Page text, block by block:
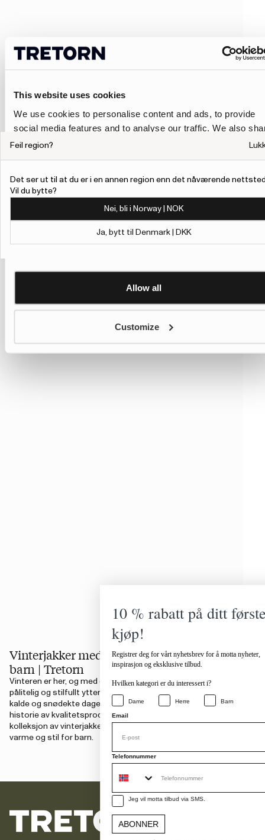
This website uses cookies
We use cookies to personalise content and ads, to provide
social media features and to analyse our traffic. We also
information about your use of our site with our social media,
collected from your use of their services.
To give users more control over their data and ad
personalisation, we have added a link to Google’s
settingshere
Allow all
Customize
Vinterjakker med funksjon og stil for
barn | Tretorn
Vinteren er her, og med den kommer behovet for
pålitelig og stilfullt yttertøy som tåler lek og moro på
kalde og snødekte dager. Tretorn, et merke med en lang
historie av kvalitetsprodukter, tilbyr en imponerende
kolleksjon av vinterjakker som kombinerer funksjon,
varme og stil for barn.
Feil region?
Det ser ut til at du er i en annen region enn det nåværende
Vil du bytte?
Nei, bli i Norway | NOK
Ja, bytt til Denmark | DKK
10 % rabatt på ditt første
kjøp!
Registrer deg for vårt nyhetsbrev for å motta nyheter,
inspirasjon og eksklusive tilbud.
Hvilken kategori er du interessert i?
Dame Herre
Email
Telefonnummer
Jeg vil motta tilbud via SMS.
ABONNER